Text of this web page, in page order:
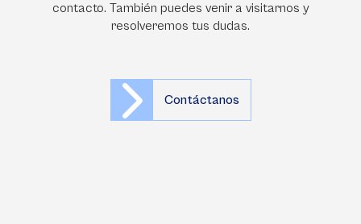
contacto. También puedes venir a visitarnos y
resolveremos tus dudas.
Contáctanos